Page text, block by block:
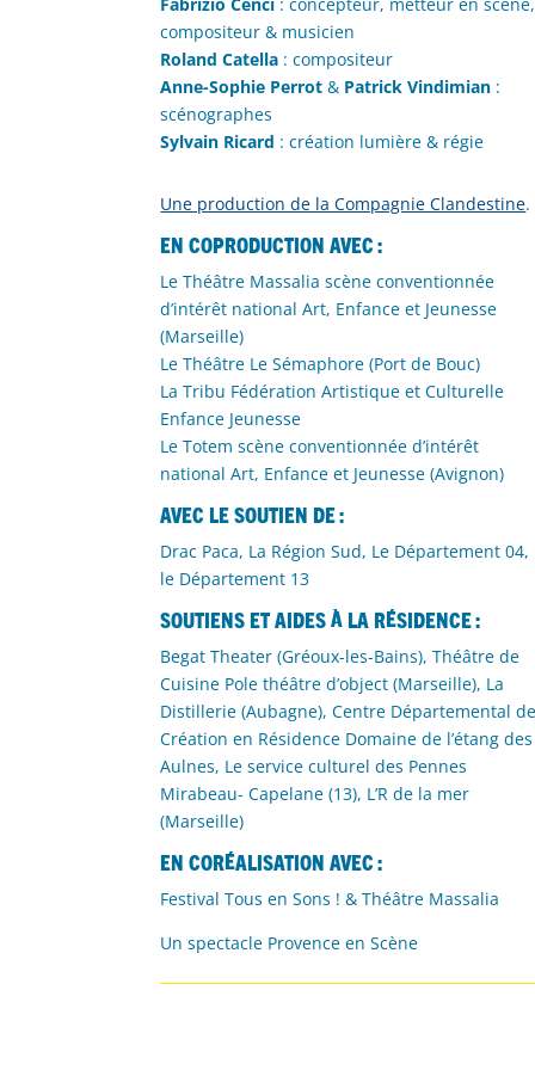
compositeur & musicien
Roland Catella : compositeur
Anne-Sophie Perrot & Patrick Vindimian :
scénographes
Sylvain Ricard : création lumière & régie
Une production de la Compagnie Clandestine.
En coproduction avec :
Le Théâtre Massalia scène conventionnée
d’intérêt national Art, Enfance et Jeunesse
(Marseille)
Le Théâtre Le Sémaphore (Port de Bouc)
La Tribu Fédération Artistique et Culturelle
Enfance Jeunesse
Le Totem scène conventionnée d’intérêt
national Art, Enfance et Jeunesse (Avignon)
Avec le soutien de :
Drac Paca, La Région Sud, Le Département 04,
le Département 13
Soutiens et Aides à la Résidence :
Begat Theater (Gréoux-les-Bains), Théâtre de
Cuisine Pole théâtre d’object (Marseille), La
Distillerie (Aubagne), Centre Départemental
Création en Résidence Domaine de l’étang des
Aulnes, Le service culturel des Pennes
Mirabeau- Capelane (13), L’R de la mer
(Marseille)
En coréalisation avec :
Festival Tous en Sons ! & Théâtre Massalia
Un spectacle Provence en Scène